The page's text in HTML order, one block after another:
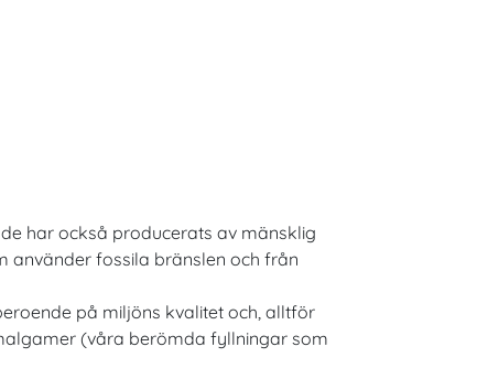
har också producerats av mänsklig
använder fossila bränslen och från
på miljöns kvalitet och, alltför
(våra berömda fyllningar som